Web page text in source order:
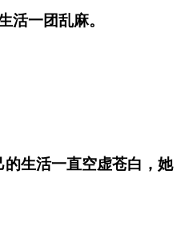
活一团乱麻。
生活一直空虚苍白，她